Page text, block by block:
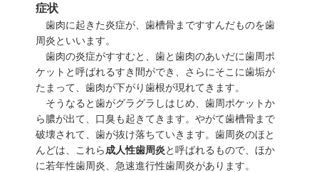
症状
歯肉に起きた炎症が、歯槽骨まですすんだものを歯
周炎といいます。
歯肉の炎症がすすむと、歯と歯肉のあいだに歯周ポ
ケットと呼ばれるすき間ができ、さらにそこに歯垢が
たまって、歯肉が下がり歯根が現れてきます。
そうなると歯がグラグラしはじめ、歯周ポケットか
ら膿が出て、 口臭も起きてきます。やがて歯槽骨まで
破壊されて、歯が抜け落ちていきます。歯周炎のほと
んどは、これら成人性歯周炎と呼ばれるもので、ほか
に若年性歯周炎、急速進行性歯周炎があります。